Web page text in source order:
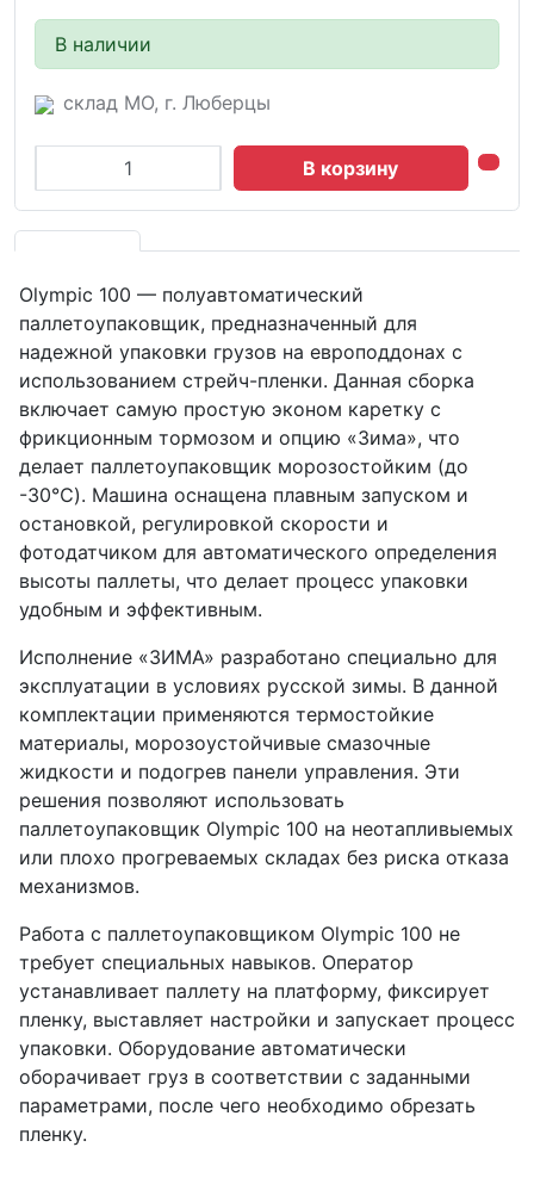
В наличии
склад МО, г. Люберцы
В корзину
Olympic 100 — полуавтоматический
паллетоупаковщик, предназначенный для
надежной упаковки грузов на европоддонах с
использованием стрейч-пленки. Данная сборка
включает самую простую эконом каретку с
фрикционным тормозом и опцию «Зима», что
делает паллетоупаковщик морозостойким (до
-30℃). Машина оснащена плавным запуском и
остановкой, регулировкой скорости и
фотодатчиком для автоматического определения
высоты паллеты, что делает процесс упаковки
удобным и эффективным.
Исполнение «ЗИМА» разработано специально для
эксплуатации в условиях русской зимы. В данной
комплектации применяются термостойкие
материалы, морозоустойчивые смазочные
жидкости и подогрев панели управления. Эти
решения позволяют использовать
паллетоупаковщик Olympic 100 на неотапливыемых
или плохо прогреваемых складах без риска отказа
механизмов.
Работа с паллетоупаковщиком Olympic 100 не
требует специальных навыков. Оператор
устанавливает паллету на платформу, фиксирует
пленку, выставляет настройки и запускает процесс
упаковки. Оборудование автоматически
оборачивает груз в соответствии с заданными
параметрами, после чего необходимо обрезать
пленку.